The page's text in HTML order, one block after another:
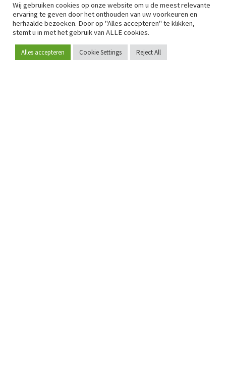
Word lid
Wij gebruiken cookies op onze website om u de meest relevante
ervaring te geven door het onthouden van uw voorkeuren en
herhaalde bezoeken. Door op "Alles accepteren" te klikken,
stemt u in met het gebruik van ALLE cookies.
Alles accepteren Cookie Settings Reject All